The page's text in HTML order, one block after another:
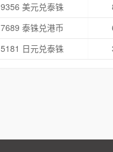
9356 美元兑泰铢
7689 泰铢兑港币
5181 日元兑泰铢